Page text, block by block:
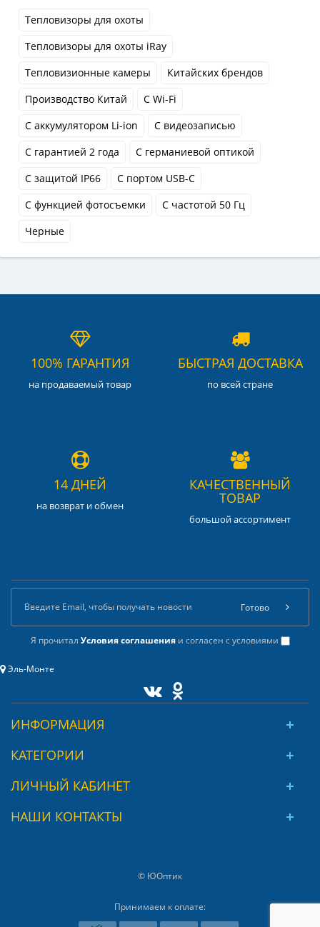
Тепловизоры для охоты
Тепловизоры для охоты iRay
Тепловизионные камеры
Китайских брендов
Производство Китай
С Wi-Fi
С аккумулятором Li-ion
С видеозаписью
С гарантией 2 года
С германиевой оптикой
С защитой IP66
С портом USB-C
С функцией фотосъемки
С частотой 50 Гц
Черные
100% ГАРАНТИЯ
на продаваемый товар
БЫСТРАЯ ДОСТАВКА
по всей стране
14 ДНЕЙ
на возврат и обмен
КАЧЕСТВЕННЫЙ
ТОВАР
большой ассортимент
Я прочитал Условия соглашенияи согласен с условиями
Готово
Эль-Монте
ИНФОРМАЦИЯ
КАТЕГОРИИ
ЛИЧНЫЙ КАБИНЕТ
НАШИ КОНТАКТЫ
© ЮОптик
Принимаем к оплате: